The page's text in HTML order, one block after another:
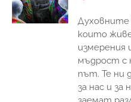
Духовните
които
измерения
мъдрост с
път. Те ни
за нас и